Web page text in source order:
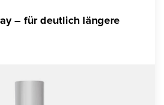
– für deutlich längere